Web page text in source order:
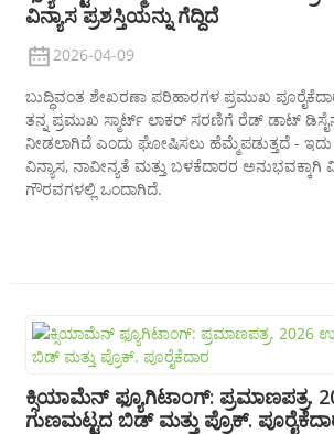
ವಿನ್ಯಾಸ ಪ್ರಶಸ್ತಿಯನ್ನು ಗೆದ್ದಿದೆ
2026-04-09
ಬುದ್ಧಿವಂತ ಶೇಖರಣಾ ಪರಿಹಾರಗಳ ಪ್ರಮುಖ
ತನ್ನ ಪ್ರಮುಖ ಸ್ಮಾರ್ಟ್ ಲಾಕರ್ ಸರಣಿಗೆ ರೆಡ್ ಡಾಟ್
ನೀಡಲಾಗಿದೆ ಎಂದು ಘೋಷಿಸಲು ಹೆಮ್ಮೆಪಡುತ್ತದೆ - ಇದು
ವಿನ್ಯಾಸ, ನಾವೀನ್ಯತೆ ಮತ್ತು ಬಳಕೆದಾರರ ಅನುಭವಕ್ಕಾಗಿ
ಗೌರವಗಳಲ್ಲಿ ಒಂದಾಗಿದೆ.
ಕ್ಸಿಯಾಮೆನ್ ಫ್ಯೂಗಿಟಾಂಗ್: ಪ್ರಮಾಣಪತ್ರ.
ಗುಣಮಟ್ಟದ ಬಿಡ್ ಮತ್ತು ಪ್ರೊಕ್.